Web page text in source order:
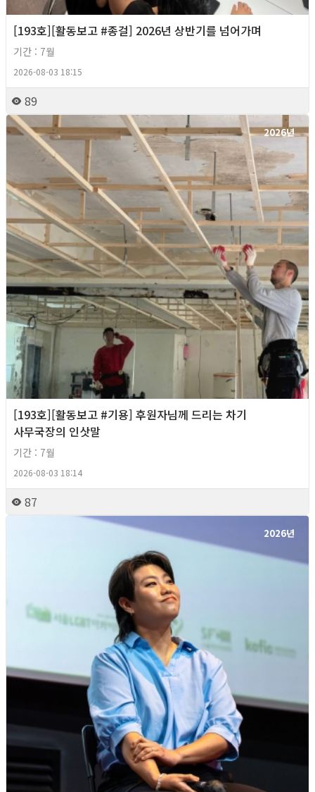
[193호][활동보고 #종걸] 2026년 상반기를 넘어가며
기간 : 7월
2026-08-03 18:15
89
2026년
[193호][활동보고 #기용] 후원자님께 드리는 차기
사무국장의 인삿말
기간 : 7월
2026-08-03 18:14
87
2026년